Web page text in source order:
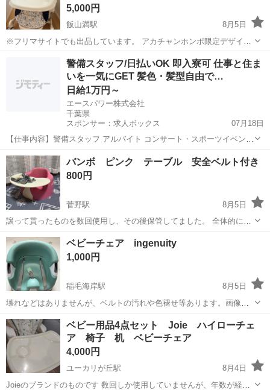
5,000円
飯山満駅
8月5日
※フリマサイトでも出品しています。 アカチャンホンポ限定デザイン
のハイローラックです。 2020年に購入して、使用し自宅保管していま
した。 新生児用のインナークッション付き。 新生児から使用でき、離
乳食が始まってもチェアと...
船橋市 飯山満駅 ベビー用品
警備スタッフ/日払いOK 即入寮可 仕事と住ま
いを一気にGET 髪色・髪型自由で…
日給1万円～
エースパワー株式会社
千葉県
スポンサー：求人ボックス
07月18日
【仕事内容】警備スタッフ アルバイト コンサート・スポーツイベン
ト・展示会などのイベントや、 工事現場周辺で警備・交通誘導をして
いただきます。 経験者の方はもちろん、未経験者の方も積極的に採用
中! 難しいスキルは不要! 基本的なル...
アルバイト・パート
バンボ ピンク テーブル 安全ベルト付き
800円
菅野駅
8月5日
譲って貰ったものを数回使用し、その後保管してました。 全体的に使
用感、細かい傷やベルト一部汚れがありますがまだ使用できます。 写
真に載っているものが全てです。 中古品となりますので神経質な方は
ご遠慮下さい。 ノークレームノ...
千葉 市川市 菅野駅 ベビー用品
ベビーチェア ingenuity
1,000円
稲毛海岸駅
8月5日
壊れなどはありませんが、ベルトの汚れや色褪せ等あります。画像だ
と見づらいですが、ご確認ください。 また、背もたれ部分に噛み跡が
あります。（画像3枚目） 自宅近くまで取りに来てくださる方を優先
させていただきます。
千葉 千葉市 稲毛海岸駅 ベビー用品
ベビー用品4点セット Joie ハイローチェ
ア 椅子 机 ベビーチェア
4,000円
ユーカリが丘駅
8月4日
Joieのブランドのものです 数回しか使用していませんが、年数が経っ